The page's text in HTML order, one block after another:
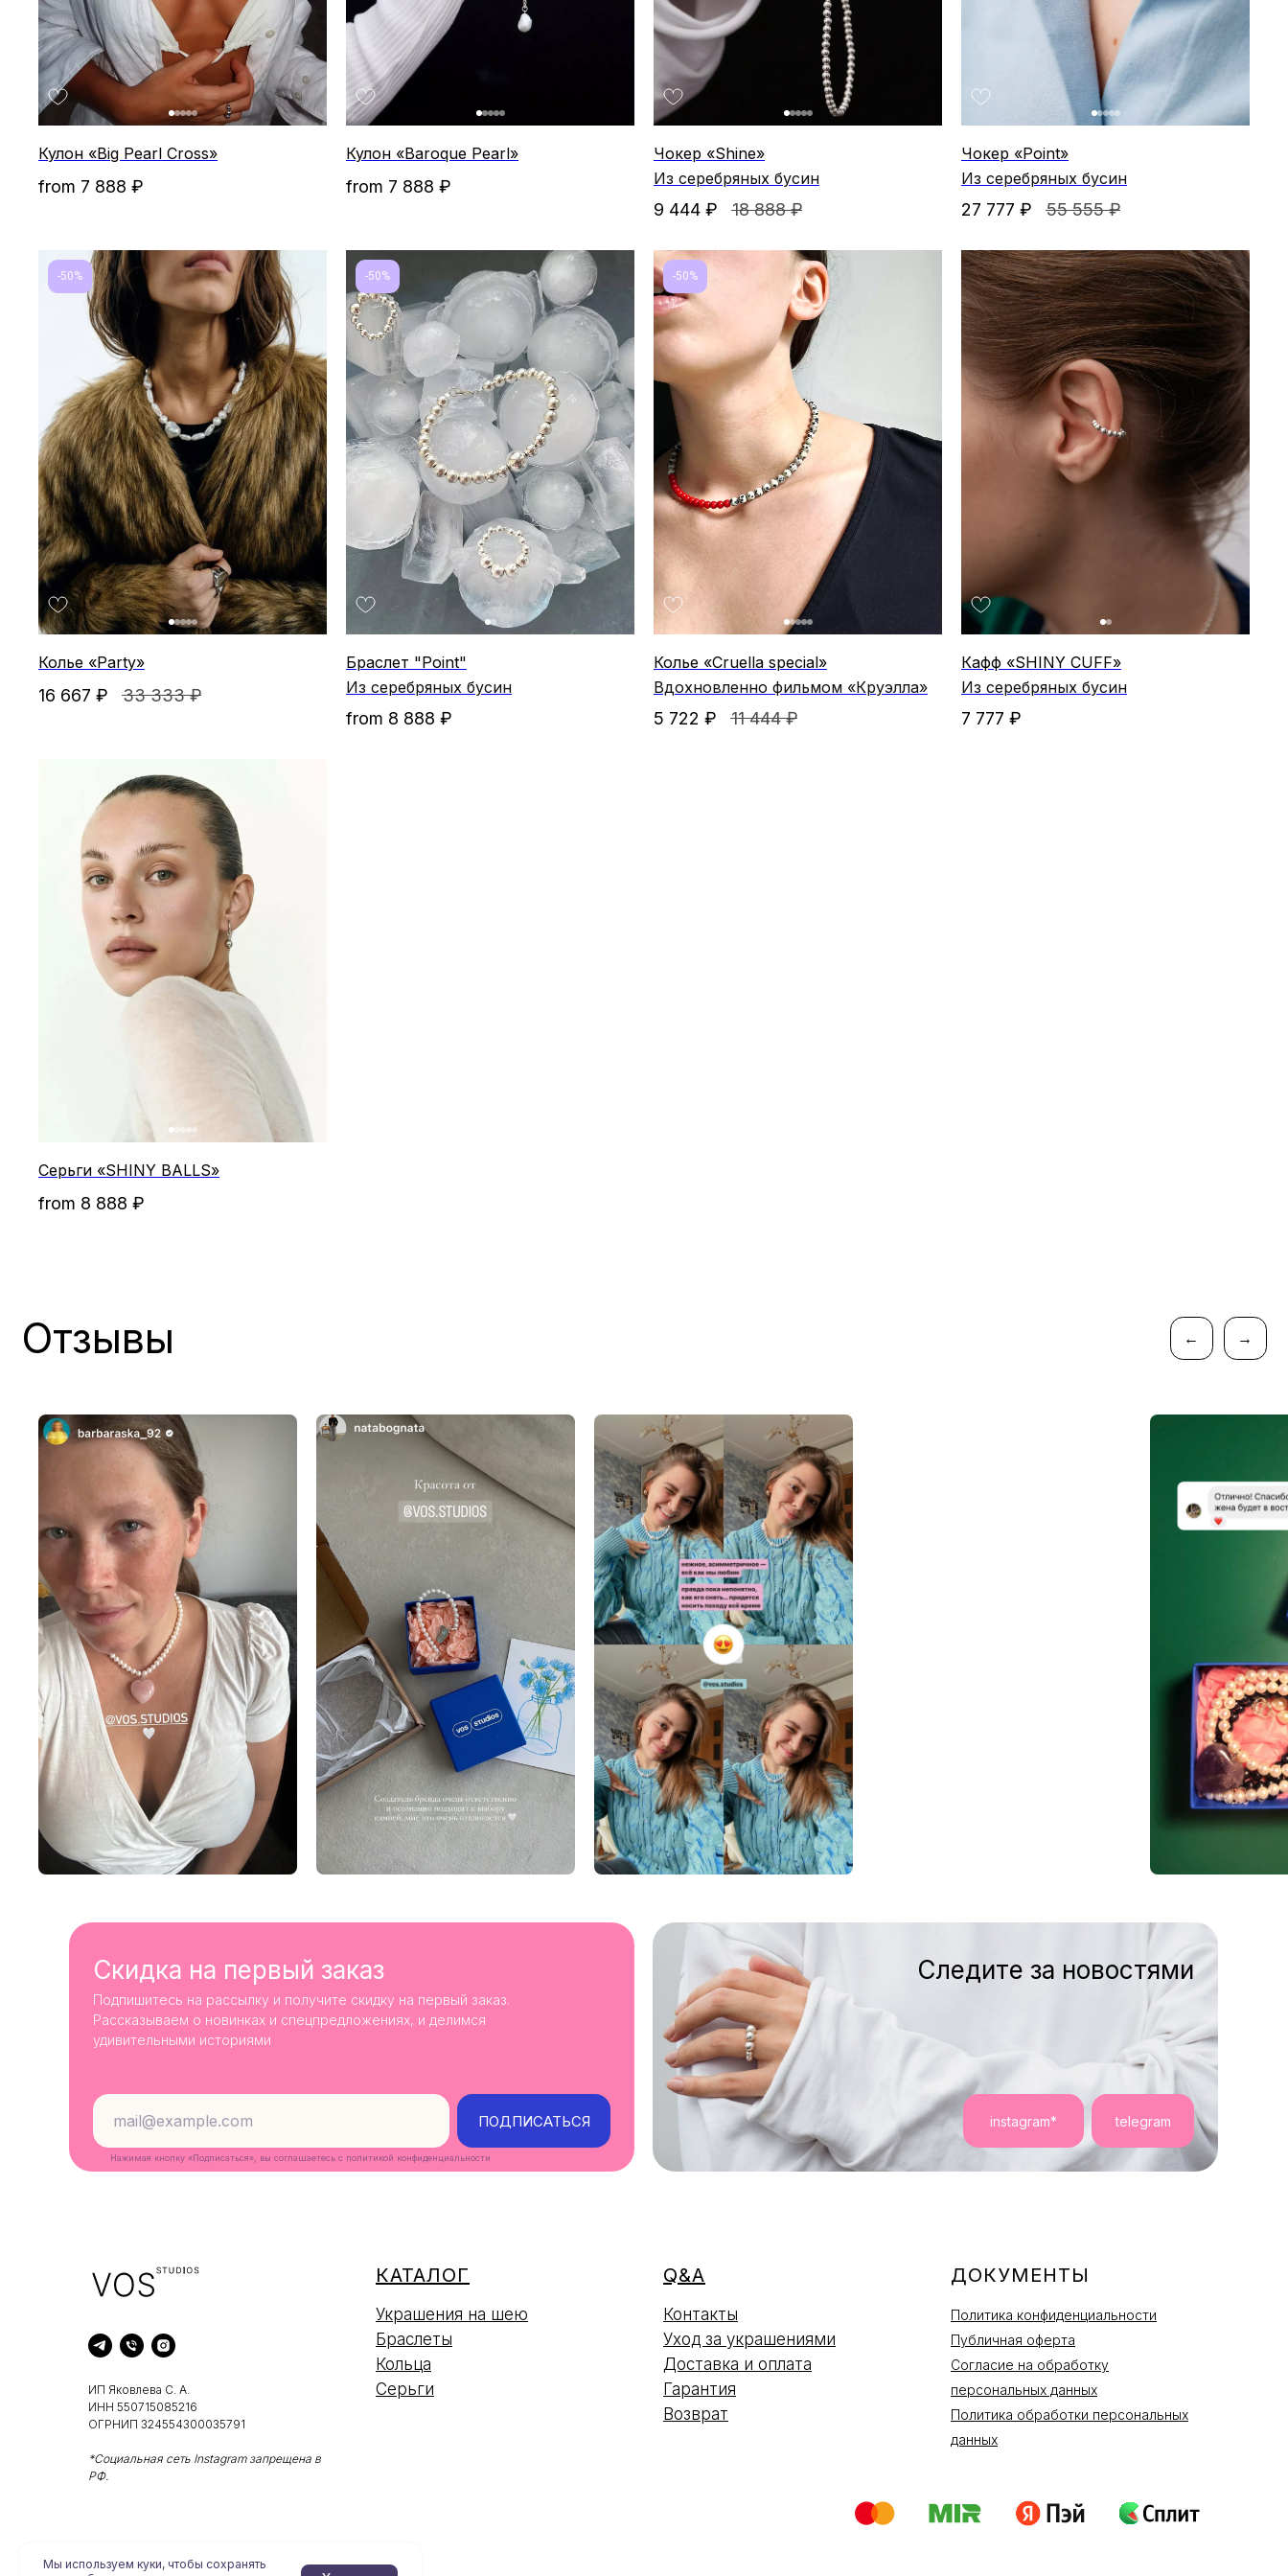
Мы используем куки, чтобы сохранять
Кулон «Big Pearl Cross»
from 7 888 ₽
Кулон «Baroque Pearl»
from 7 888 ₽
Чокер «Shine»
Из серебряных бусин
9 444 ₽ 18 888 ₽
Чокер «Point»
Из серебряных бусин
27 777 ₽ 55 555 ₽
-50%
Колье «Party»
16 667 ₽ 33 333 ₽
-50%
Браслет "Point"
Из серебряных бусин
from 8 888 ₽
-50%
Колье «Cruella special»
Вдохновленно фильмом «Круэлла»
5 722 ₽ 11 444 ₽
Кафф «SHINY CUFF»
Из серебряных бусин
7 777 ₽
Серьги «SHINY BALLS»
from 8 888 ₽
Отзывы
Подпишитесь на рассылку и получите скидку на первый заказ.
Рассказываем о новинках и спецпредложениях, и делимся
удивительными историями
Скидка на первый заказ
ПОДПИСАТЬСЯ
Следите за новостями
telegram
instagram*
Нажимая кнопку «Подписаться», вы соглашаетесь с политикой конфиденциальности
ИП Яковлева С. А.
ИНН 550715085216
ОГРНИП 324554300035791
*Социальная сеть Instagram запрещена в
РФ.
КАТАЛОГ
Украшения на шею
Браслеты
Кольца
Серьги
Q&A
Контакты
Уход за украшениями
Доставка и оплата
Гарантия
Возврат
ДОКУМЕНТЫ
Политика конфиденциальности
Публичная оферта
Согласие на обработку
персональных данных
Политика обработки персональных
данных